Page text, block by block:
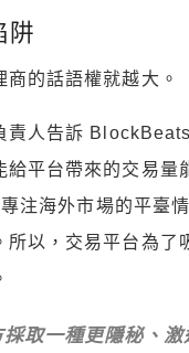
阱
的話語權就越大。
責人告訴
給平台帶來的交易量
注海外市場的平臺
所以，交易平台為了
取一種更隱秘、